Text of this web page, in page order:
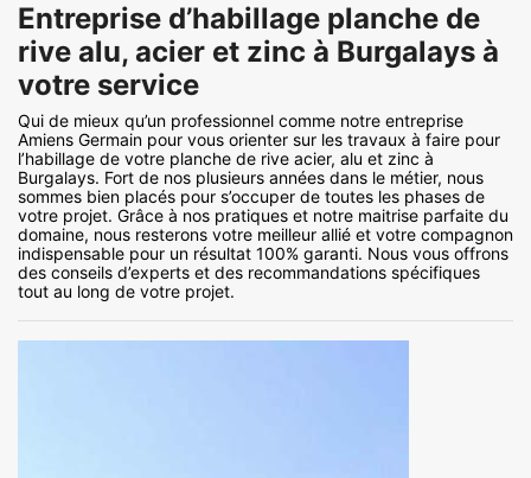
Entreprise d’habillage planche de
rive alu, acier et zinc à Burgalays à
votre service
Qui de mieux qu’un professionnel comme notre entreprise
Amiens Germain pour vous orienter sur les travaux à faire pour
l’habillage de votre planche de rive acier, alu et zinc à
Burgalays. Fort de nos plusieurs années dans le métier, nous
sommes bien placés pour s’occuper de toutes les phases de
votre projet. Grâce à nos pratiques et notre maitrise parfaite du
domaine, nous resterons votre meilleur allié et votre compagnon
indispensable pour un résultat 100% garanti. Nous vous offrons
des conseils d’experts et des recommandations spécifiques
tout au long de votre projet.